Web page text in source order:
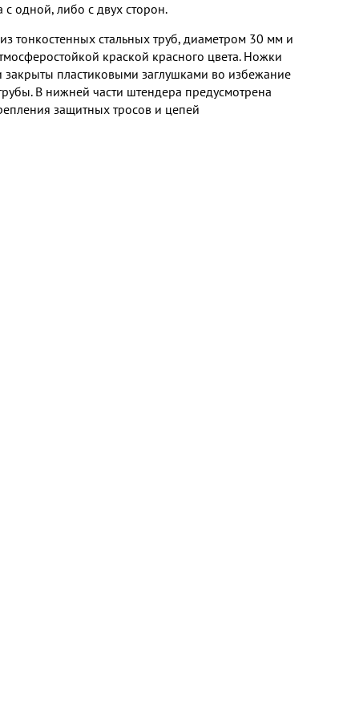
одной, либо с двух сторон.
тонкостенных стальных труб, диаметром 30 мм и
краской красного цвета. Ножки
закрыты пластиковыми заглушками во избежание
В нижней части штендера предусмотрена
защитных тросов и цепей